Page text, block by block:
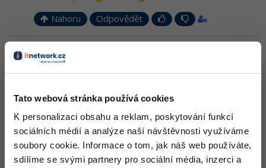
Tato webová stránka používá cookies
K personalizaci obsahu a reklam, poskytování funkcí
sociálních médií a analýze naší návštěvnosti využíváme
soubory cookie. Informace o tom, jak náš web používáte,
sdílíme se svými partnery pro sociální média, inzerci a
Nahoru Odpovědět
KlimiCZ
Nahoru Odpovědět
Odpovídá na Michal Žůrek - misaz
ted mám 83%